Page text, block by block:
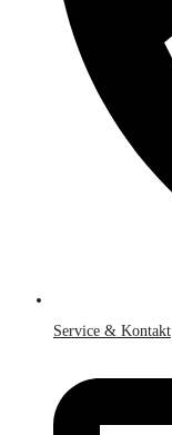
Service & Kontakt